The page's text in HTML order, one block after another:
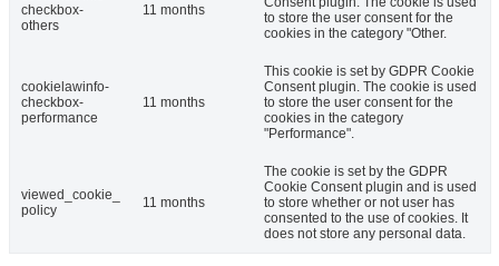
checkbox-
others
11 months
to store the user consent for the
cookies in the category "Other.
cookielawinfo-
checkbox-
performance
11 months
This cookie is set by GDPR Cookie
Consent plugin. The cookie is used
to store the user consent for the
cookies in the category
"Performance".
viewed_cookie_
policy
11 months
The cookie is set by the GDPR
Cookie Consent plugin and is used
to store whether or not user has
consented to the use of cookies. It
does not store any personal data.